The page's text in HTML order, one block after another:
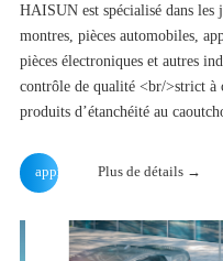
HAISUN est spécialisé dans les
montres, pièces automobiles,
pièces électroniques et autres
contrôle de qualité <br/>strict à
produits d’étanchéité au
apprendre Plus de détails →